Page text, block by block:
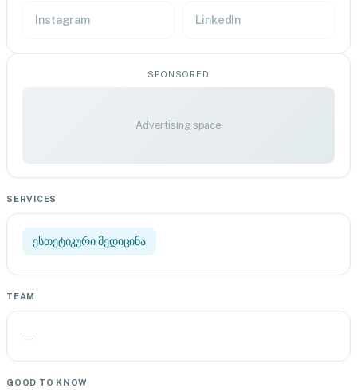
Instagram LinkedIn
SPONSORED
Advertising space
SERVICES
ესთეტიკური მედიცინა
TEAM
—
GOOD TO KNOW